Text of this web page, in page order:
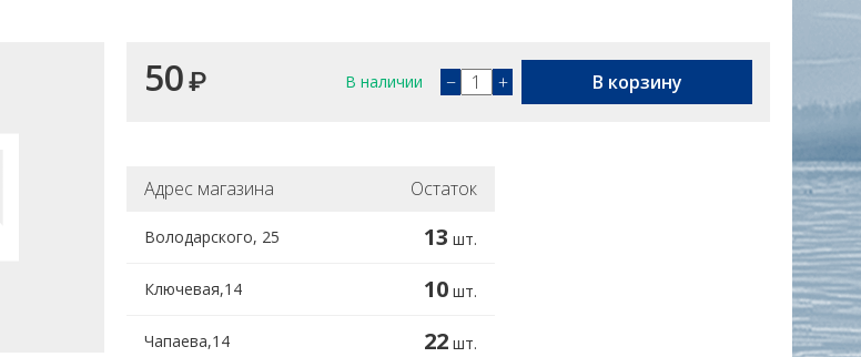
50₽ В наличии − + В корзину
Адрес магазина Остаток
Володарского, 25 13 шт.
Ключевая,14 10 шт.
Чапаева,14 22 шт.